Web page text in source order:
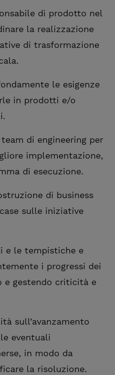
di prodotto nel
la realizzazione
di trasformazione
le esigenze
in prodotti e/o
di engineering per
implementazione,
di esecuzione.
di business
sulle iniziative
e le tempistiche e
i progressi dei
e gestendo criticità e
sull’avanzamento
eventuali
in modo da
la risoluzione.